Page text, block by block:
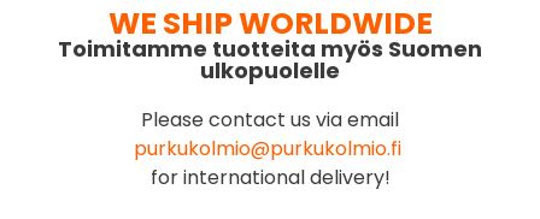
WE SHIP WORLDWIDE
Toimitamme tuotteita myös Suomen
ulkopuolelle
Please contact us via email
purkukolmio@purkukolmio.fi
for international delivery!